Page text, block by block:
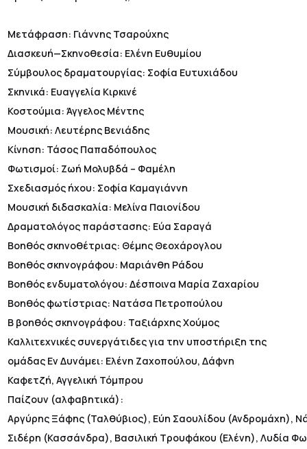
Μετάφραση: Γιάννης Τσαρούχης
Διασκευή—Σκηνοθεσία: Ελένη Ευθυμίου
Σύμβουλος δραματουργίας: Σοφία Ευτυχιάδου
Σκηνικά: Ευαγγελία Κιρκινέ
Κοστούμια: Άγγελος Μέντης
Μουσική: Λευτέρης Βενιάδης
Κίνηση: Τάσος Παπαδόπουλος
Φωτισμοί: Ζωή Μολυβδά – Φαμέλη
Σχεδιασμός ήχου: Σοφία Καμαγιάννη
Μουσική διδασκαλία: Μελίνα Παιονίδου
Δραματολόγος παράστασης: Εύα Σαραγά
Βοηθός σκηνοθέτριας: Θέμης Θεοχάρογλου
Βοηθός σκηνογράφου: Μαριάνθη Ράδου
Βοηθός ενδυματολόγου: Δέσποινα Μαρία Ζαχαρίου
Βοηθός φωτίστριας: Νατάσα Πετροπούλου
Β βοηθός σκηνογράφου: Ταξιάρχης Χούμος
Καλλιτεχνικές συνεργάτιδες για την υποστήριξη της
ομάδας Εν Δυνάμει: Ελένη Ζαχοπούλου, Δάφνη
Καφετζή, Αγγελική Τόμπρου
Παίζουν (αλφαβητικά):
Αργύρης Ξάφης (Ταλθύβιος), Εύη Σαουλίδου (Ανδρομάχη),
Σιδέρη (Κασσάνδρα), Βασιλική Τρουφάκου (Ελένη), Λυδία